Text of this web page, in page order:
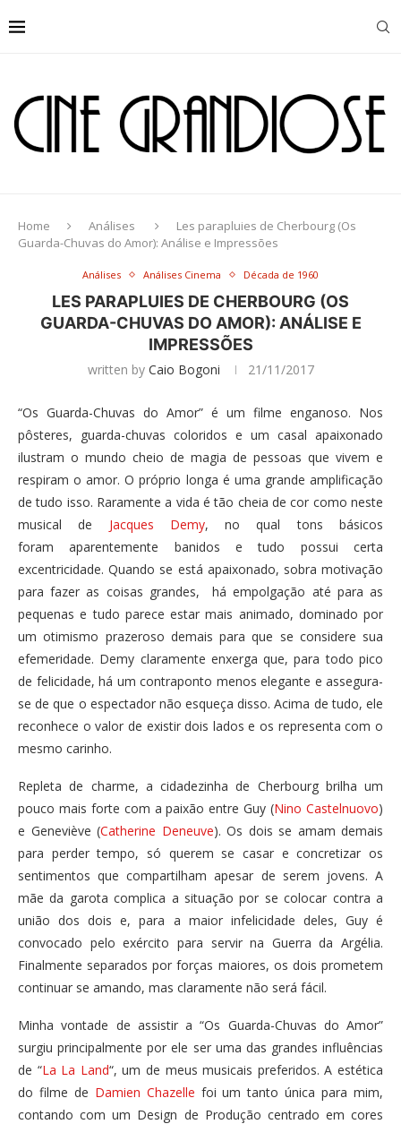
Home Análises
Les parapluies de Cherbourg (Os
Guarda-Chuvas do Amor): Análise e Impressões
Análises Análises Cinema Década de 1960
LES PARAPLUIES DE CHERBOURG (OS
GUARDA-CHUVAS DO AMOR): ANÁLISE E
IMPRESSÕES
written by Caio Bogoni 21/11/2017
“Os Guarda-Chuvas do Amor” é um filme enganoso. Nos
pôsteres, guarda-chuvas coloridos e um casal apaixonado
ilustram o mundo cheio de magia de pessoas que vivem e
respiram o amor. O próprio longa é uma grande amplificação
de tudo isso. Raramente a vida é tão cheia de cor como neste
musical de Jacques Demy, no qual tons básicos
foram aparentemente banidos e tudo possui certa
excentricidade. Quando se está apaixonado, sobra motivação
para fazer as coisas grandes, há empolgação até para as
pequenas e tudo parece estar mais animado, dominado por
um otimismo prazeroso demais para que se considere sua
efemeridade. Demy claramente enxerga que, para todo pico
de felicidade, há um contraponto menos elegante e assegura-
se de que o espectador não esqueça disso. Acima de tudo, ele
reconhece o valor de existir dois lados e os representa com o
mesmo carinho.
Repleta de charme, a cidadezinha de Cherbourg brilha um
pouco mais forte com a paixão entre Guy (Nino Castelnuovo)
e Geneviève (Catherine Deneuve). Os dois se amam demais
para perder tempo, só querem se casar e concretizar os
sentimentos que compartilham apesar de serem jovens. A
mãe da garota complica a situação por se colocar contra a
união dos dois e, para a maior infelicidade deles, Guy é
convocado pelo exército para servir na Guerra da Argélia.
Finalmente separados por forças maiores, os dois prometem
continuar se amando, mas claramente não será fácil.
Minha vontade de assistir a “Os Guarda-Chuvas do Amor”
surgiu principalmente por ele ser uma das grandes influências
de “La La Land“, um de meus musicais preferidos. A estética
do filme de Damien Chazelle foi um tanto única para mim,
contando com um Design de Produção centrado em cores